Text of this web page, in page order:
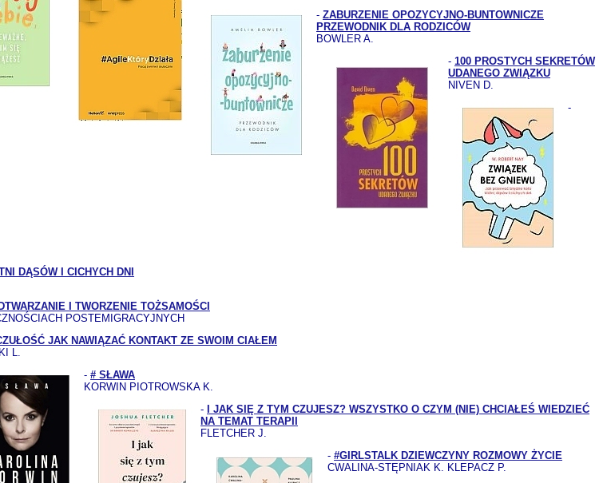
- ZABURZENIE OPOZYCYJNO-BUNTOWNICZE
PRZEWODNIK DLA RODZICÓW
BOWLER A.
- 100 PROSTYCH SEKRETÓW
UDANEGO ZWIĄZKU
NIVEN D.
-
DĄSÓW I CICHYCH DNI
I TWORZENIE TOŻSAMOŚCI
POSTEMIGRACYJNYCH
JAK NAWIĄZAĆ KONTAKT ZE SWOIM CIAŁEM
L.
- # SŁAWA
KORWIN PIOTROWSKA K.
-
I JAK SIĘ Z TYM CZUJESZ? WSZYSTKO O CZYM (NIE) CHCIAŁEŚ WIEDZIEĆ
NA TEMAT TERAPII
FLETCHER J.
- #GIRLSTALK DZIEWCZYNY ROZMOWY ŻYCIE
CWALINA-STĘPNIAK K. KLEPACZ P.